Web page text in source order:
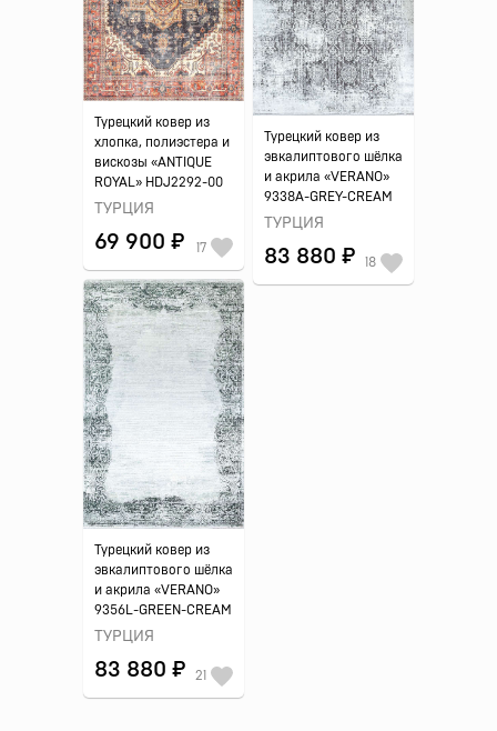
Турецкий ковер из
хлопка, полиэстера и
вискозы «ANTIQUE
ROYAL» HDJ2292-00
ТУРЦИЯ
69 900 ₽ 17
Турецкий ковер из
эвкалиптового шёлка
и акрила «VERANO»
9338A-GREY-CREAM
ТУРЦИЯ
83 880 ₽ 18
Турецкий ковер из
эвкалиптового шёлка
и акрила «VERANO»
9356L-GREEN-CREAM
ТУРЦИЯ
83 880 ₽ 21